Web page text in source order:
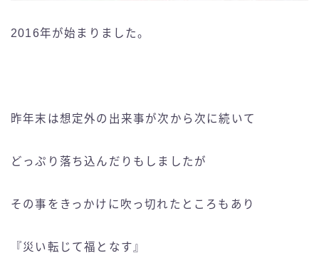
2016年が始まりました。
昨年末は想定外の出来事が次から次に続いて
どっぷり落ち込んだりもしましたが
その事をきっかけに吹っ切れたところもあり
『災い転じて福となす』